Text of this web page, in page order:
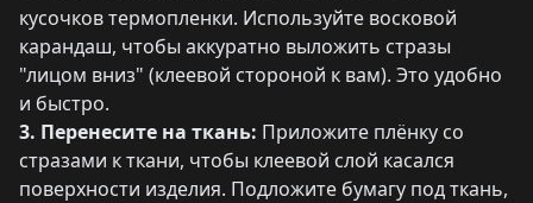
кусочков термопленки. Используйте восковой
карандаш, чтобы аккуратно выложить стразы
"лицом вниз" (клеевой стороной к вам). Это удобно
и быстро.
3. Перенесите на ткань: Приложите плёнку со
стразами к ткани, чтобы клеевой слой касался
поверхности изделия. Подложите бумагу под ткань,